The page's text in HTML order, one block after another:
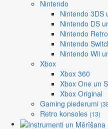
Nintendo
Nintendo 3DS
Nintendo DS
Nintendo Retro
Nintendo
Nintendo Wii
Xbox
Xbox 360
Xbox One un
Xbox Original
Gaming piederumi
Retro konsoles (13)